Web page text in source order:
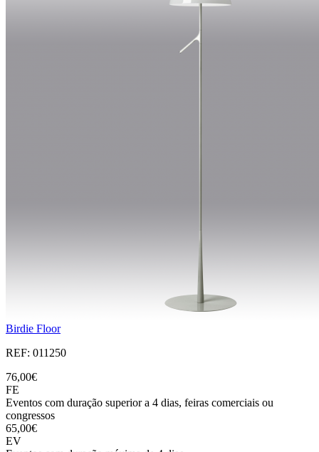
Birdie Floor
REF: 011250
76,00€
FE
Eventos com duração superior a 4 dias, feiras comerciais ou
congressos
65,00€
EV